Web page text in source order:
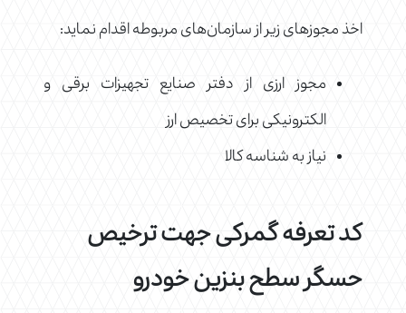
اخذ مجوزهای زیر از سازمان‌های مربوطه اقدام نماید:
مجوز ارزی از دفتر صنایع تجهیزات برقی و
الکترونیکی برای تخصیص ارز
نیاز به شناسه کالا
کد تعرفه گمرکی جهت ترخیص
حسگر سطح بنزین خودرو